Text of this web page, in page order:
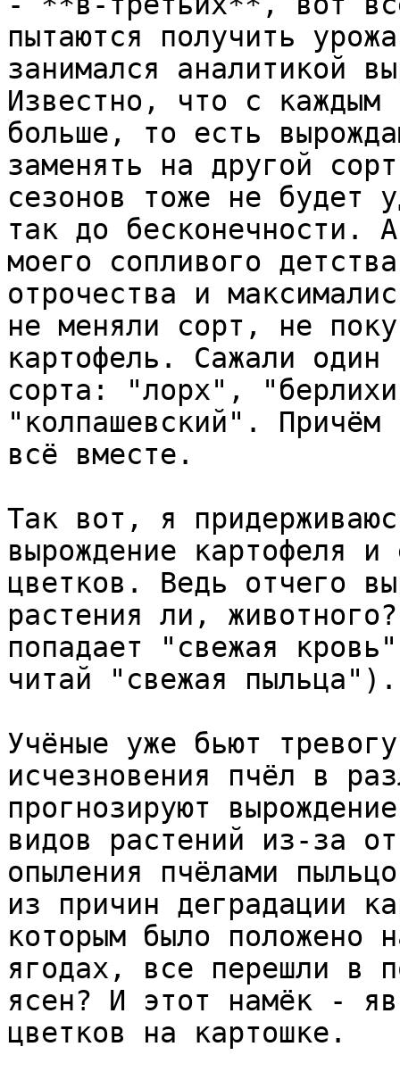
пытаются получить
занимался аналитикой
Известно, что с каждым
больше, то есть
заменять на другой
сезонов тоже не будет
так до бесконечности.
моего сопливого
отрочества и
не меняли сорт, не
картофель. Сажали
сорта: "лорх",
"колпашевский".
всё вместе.
Так вот, я
вырождение картофеля и
цветков. Ведь отчего
растения ли,
попадает "свежая
читай "свежая пыльца").
Учёные уже бьют
исчезновения пчёл в
прогнозируют
видов растений из-за
опыления пчёлами
из причин деградации
которым было положено
ягодах, все перешли в
ясен? И этот намёк -
цветков на картошке.